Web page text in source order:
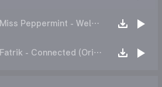
【韩国Bounce】Miss Peppermint - Welcome To Tomorrow ( IN84 HotDog 2k21 Flip )
【韩国Bounce】Fatrik - Connected (Original Mix)